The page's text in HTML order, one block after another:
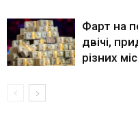
Фарт на
двічі,
різних